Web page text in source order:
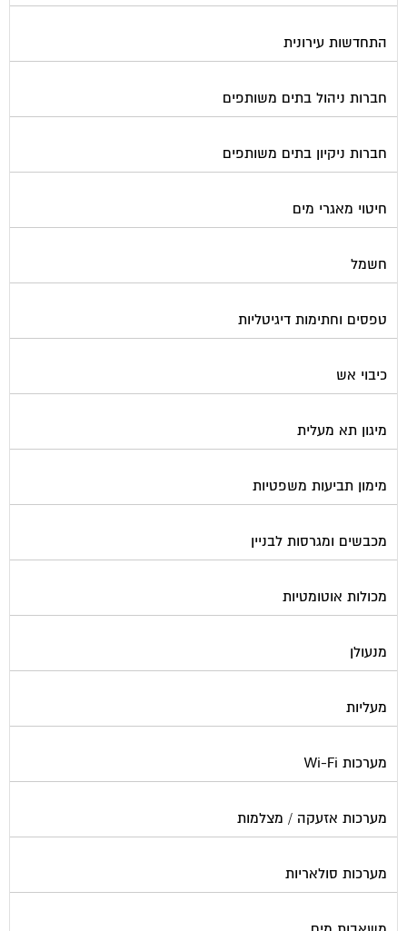
התחדשות עירונית
חברות ניהול בתים משותפים
חברות ניקיון בתים משותפים
חיטוי מאגרי מים
חשמל
טפסים וחתימות דיגיטליות
כיבוי אש
מיגון תא מעלית
מימון תביעות משפטיות
מכבשים ומגרסות לבניין
מכולות אוטומטיות
מנעולן
מעליות
מערכות Wi-Fi
מערכות אזעקה / מצלמות
מערכות סולאריות